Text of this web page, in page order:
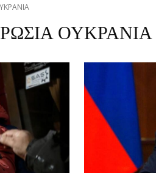
ΟΥΚΡΑΝΙΑ